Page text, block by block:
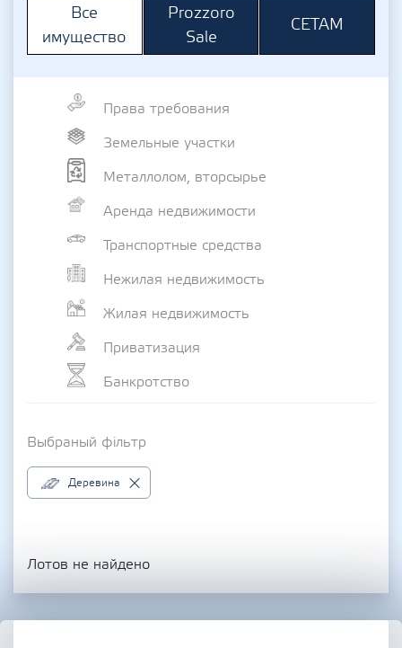
Все
имущество
Prozzoro
Sale
СЕТАМ
Права требования
Земельные участки
Металлолом, вторсырье
Аренда недвижимости
Транспортные средства
Нежилая недвижимость
Жилая недвижимость
Приватизация
Банкротство
Выбраный фільтр
Деревина
Лотов не найдено